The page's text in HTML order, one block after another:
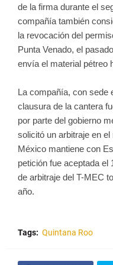
de la firma durante el
compañía también
la revocación del
Punta Venado, el
envía el material pétreo
La compañía, con sede
clausura de la cantera
por parte del gobierno
solicitó un arbitraje en
México mantiene con
petición fue aceptada el
de arbitraje del T-MEC
año.
Tags: Quintana Roo